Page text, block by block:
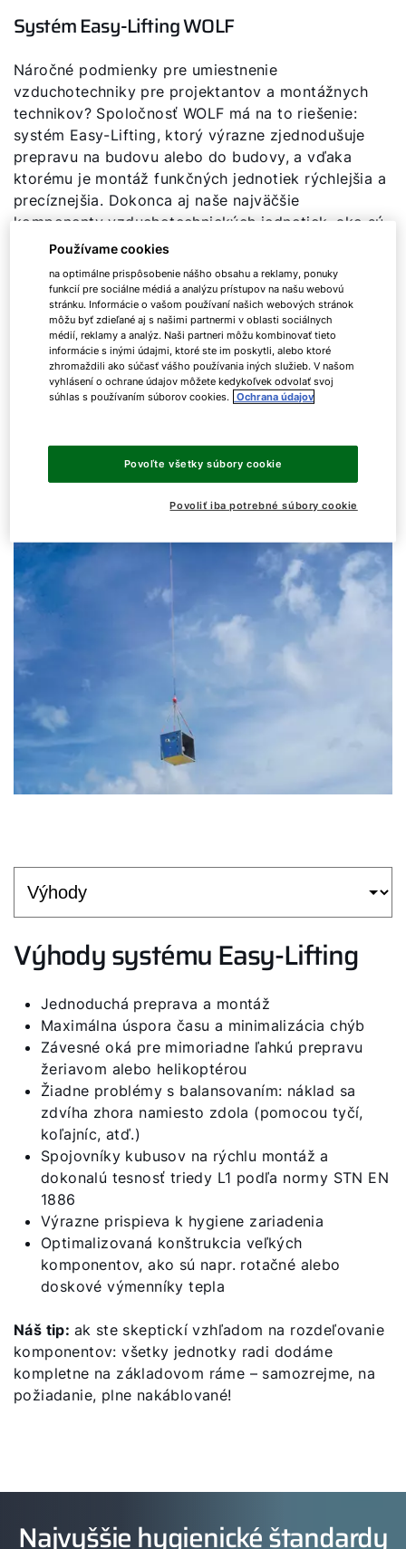
Systém Easy-Lifting WOLF
Náročné podmienky pre umiestnenie
vzduchotechniky pre projektantov a montážnych
technikov? Spoločnosť WOLF má na to riešenie:
systém Easy-Lifting, ktorý výrazne zjednodušuje
prepravu na budovu alebo do budovy, a vďaka
ktorému je montáž funkčných jednotiek rýchlejšia a
precíznejšia. Dokonca aj naše najväčšie
komponenty vzduchotechnických jednotiek, ako sú
rotačné alebo doskové výmenníky tepla, sa dajú
bez ťažkostí preniesť do každej budovy alebo na
strechu.
Systém Easy-Lifting výrazne prispieva aj k hygiene
vzduchotechnických systémov značky WOLF. Vďaka
dômyselnej pripájacej a prepravnej technológii
možno prakticky eliminovať netesnosti vznikajúce
zariadenia.
Výhody systému Easy-Lifting
Jednoduchá preprava a montáž
Maximálna úspora času a minimalizácia chýb
Závesné oká pre mimoriadne ľahkú prepravu
žeriavom alebo helikoptérou
Žiadne problémy s balansovaním: náklad sa
zdvíha zhora namiesto zdola (pomocou tyčí,
koľajníc, atď.)
Spojovníky kubusov na rýchlu montáž a
dokonalú tesnosť triedy L1 podľa normy STN EN
1886
Výrazne prispieva k hygiene zariadenia
Optimalizovaná konštrukcia veľkých
komponentov, ako sú napr. rotačné alebo
doskové výmenníky tepla
Náš tip: ak ste skeptickí vzhľadom na rozdeľovanie
komponentov: všetky jednotky radi dodáme
kompletne na základovom ráme – samozrejme, na
požiadanie, plne nakáblované!
Najvyššie hygienické štandardy
Dobrý deň!
Používame cookies
na optimálne prispôsobenie nášho obsahu a reklamy, ponuky
funkcií pre sociálne médiá a analýzu prístupov na našu webovú
stránku. Informácie o vašom používaní našich webových stránok
môžu byť zdieľané aj s našimi partnermi v oblasti sociálnych
médií, reklamy a analýz. Naši partneri môžu kombinovať tieto
informácie s inými údajmi, ktoré ste im poskytli, alebo ktoré
zhromaždili ako súčasť vášho používania iných služieb. V našom
vyhlásení o ochrane údajov môžete kedykoľvek odvolať svoj
súhlas s používaním súborov cookies.
Ochrana údajov
Povoliť iba potrebné súbory cookie
Povoľte všetky súbory cookie